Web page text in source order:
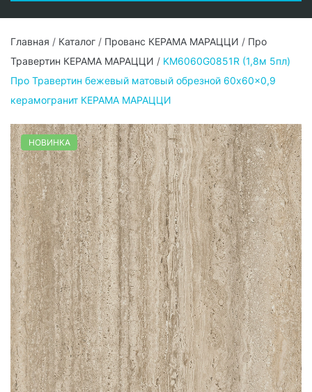
Главная / Каталог / Прованс КЕРАМА МАРАЦЦИ / Про
Травертин КЕРАМА МАРАЦЦИ / KM6060G0851R (1,8м 5пл)
Про Травертин бежевый матовый обрезной 60x60x0,9
керамогранит КЕРАМА МАРАЦЦИ
НОВИНКА